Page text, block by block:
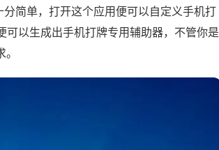
简单，打开这个应用便可以自定义手机打
以生成出手机打牌专用辅助器，不管你是